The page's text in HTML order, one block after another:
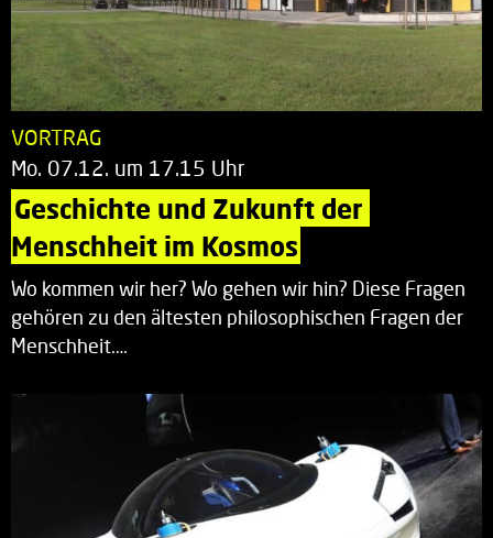
VORTRAG
Mo. 07.12. um 17.15 Uhr
Geschichte und Zukunft der
Menschheit im Kosmos
Wo kommen wir her? Wo gehen wir hin? Diese Fragen
gehören zu den ältesten philosophischen Fragen der
Menschheit.…